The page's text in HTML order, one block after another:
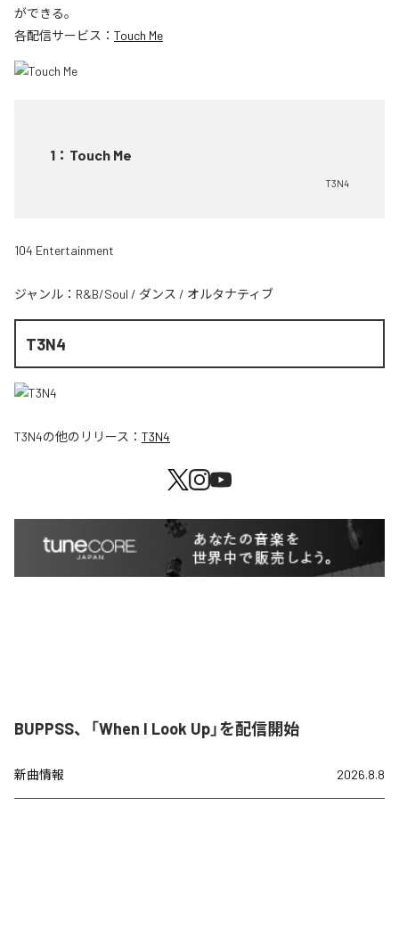
ができる。
各配信サービス： Touch Me
1 ： Touch Me
T3N4
104 Entertainment
ジャンル： R&B/Soul / ダンス / オルタナティブ
T3N4
T3N4の他のリリース： T3N4
BUPPSS、「When I Look Up」を配信開始
新曲情報 2026.8.8